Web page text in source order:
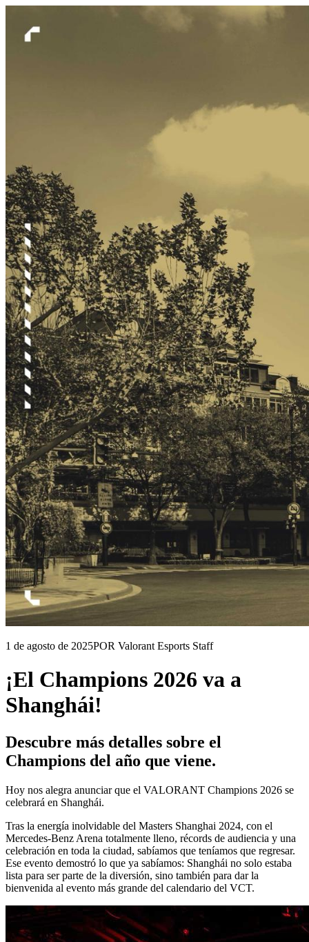
1 de agosto de 2025POR Valorant Esports Staff
¡El Champions 2026 va a
Shanghái!
Descubre más detalles sobre el
Champions del año que viene.
Hoy nos alegra anunciar que el VALORANT Champions 2026 se
celebrará en Shanghái.
Tras la energía inolvidable del Masters Shanghai 2024, con el
Mercedes-Benz Arena totalmente lleno, récords de audiencia y una
celebración en toda la ciudad, sabíamos que teníamos que regresar.
Ese evento demostró lo que ya sabíamos: Shanghái no solo estaba
lista para ser parte de la diversión, sino también para dar la
bienvenida al evento más grande del calendario del VCT.